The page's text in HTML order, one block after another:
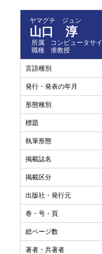
ヤマグチ ジュン
山口 淳
所属
コンピュータサ
職種
准教授
言語種別
発行・発表の年月
形態種別
標題
執筆形態
掲載誌名
掲載区分
出版社・発行元
巻・号・頁
総ページ数
著者・共著者